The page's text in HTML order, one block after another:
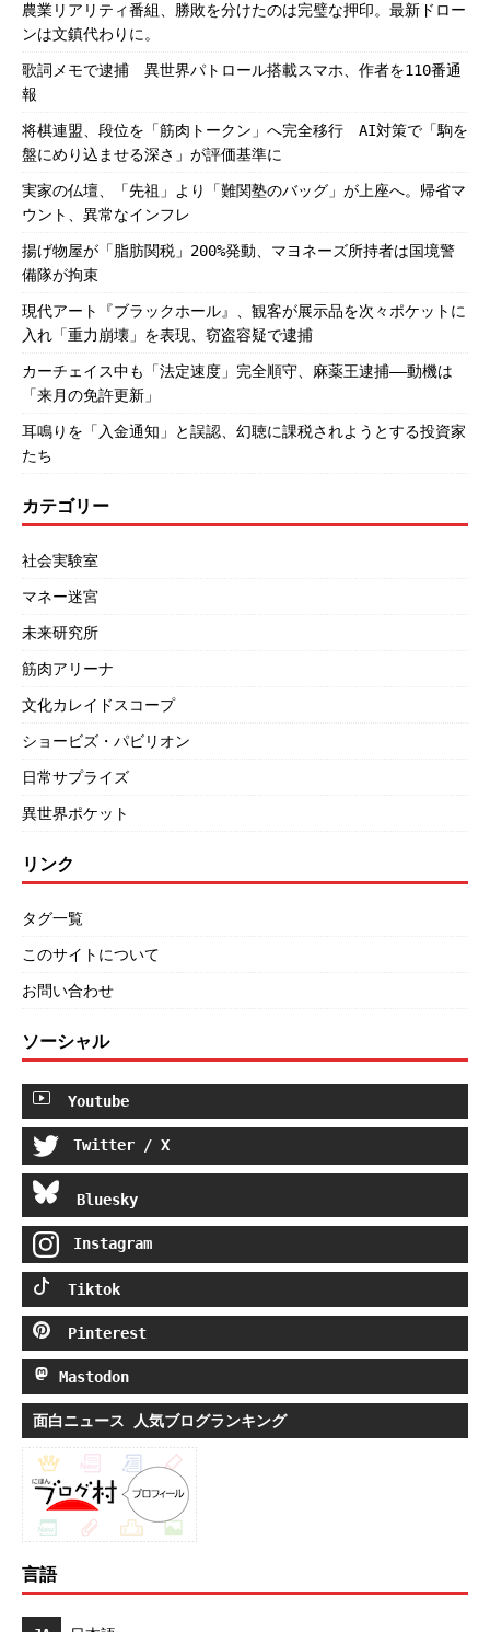
農業リアリティ番組、勝敗を分けたのは完璧な押印。最新ドロー
ンは文鎮代わりに。
歌詞メモで逮捕 異世界パトロール搭載スマホ、作者を110番通
報
将棋連盟、段位を「筋肉トークン」へ完全移行 AI対策で「駒を
盤にめり込ませる深さ」が評価基準に
実家の仏壇、「先祖」より「難関塾のバッグ」が上座へ。帰省マ
ウント、異常なインフレ
揚げ物屋が「脂肪関税」200%発動、マヨネーズ所持者は国境警
備隊が拘束
現代アート『ブラックホール』、観客が展示品を次々ポケットに
入れ「重力崩壊」を表現、窃盗容疑で逮捕
カーチェイス中も「法定速度」完全順守、麻薬王逮捕――動機は
「来月の免許更新」
耳鳴りを「入金通知」と誤認、幻聴に課税されようとする投資家
たち
カテゴリー
社会実験室
マネー迷宮
未来研究所
筋肉アリーナ
文化カレイドスコープ
ショービズ・パビリオン
日常サプライズ
異世界ポケット
リンク
タグ一覧
このサイトについて
お問い合わせ
ソーシャル
Youtube
Twitter / X
Bluesky
Instagram
Tiktok
Pinterest
Mastodon
面白ニュース 人気ブログランキング
言語